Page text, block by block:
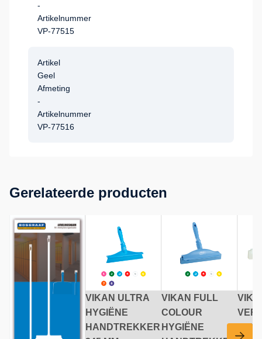
-
Artikelnummer
VP-77515
Artikel
Geel
Afmeting
-
Artikelnummer
VP-77516
Gerelateerde producten
VIKAN ULTRA
HYGIËNE
HANDTREKKER,
VIKAN FULL
COLOUR
HYGIËNE
250